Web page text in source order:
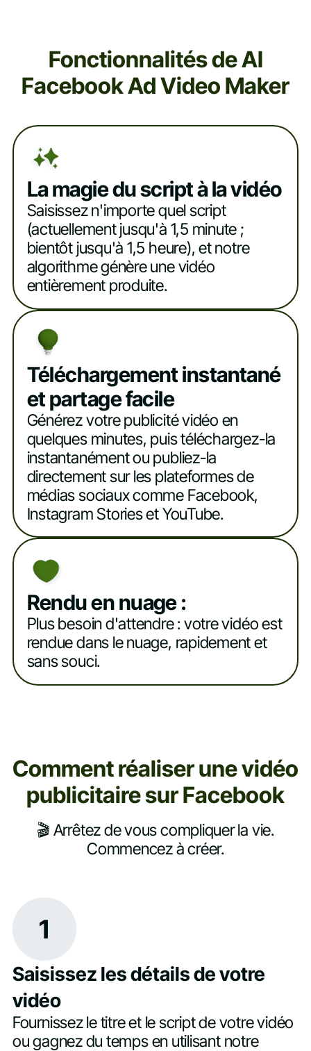
Fonctionnalités de AI
Facebook Ad Video Maker
La magie du script à la vidéo
Saisissez n'importe quel script
(actuellement jusqu'à 1,5 minute ;
bientôt jusqu'à 1,5 heure), et notre
algorithme génère une vidéo
entièrement produite.
Téléchargement instantané
et partage facile
Générez votre publicité vidéo en
quelques minutes, puis téléchargez-la
instantanément ou publiez-la
directement sur les plateformes de
médias sociaux comme Facebook,
Instagram Stories et YouTube.
Rendu en nuage :
Plus besoin d'attendre : votre vidéo est
rendue dans le nuage, rapidement et
sans souci.
Comment réaliser une vidéo
publicitaire sur Facebook
🎬 Arrêtez de vous compliquer la vie.
Commencez à créer.
1
Saisissez les détails de votre
vidéo
Fournissez le titre et le script de votre vidéo
ou gagnez du temps en utilisant notre